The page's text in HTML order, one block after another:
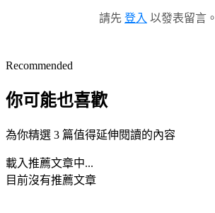
請先 登入 以發表留言。
Recommended
你可能也喜歡
為你精選 3 篇值得延伸閱讀的內容
載入推薦文章中...
目前沒有推薦文章